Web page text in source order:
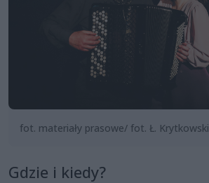
fot. materiały prasowe/ fot. Ł. Krytkowski
Gdzie i kiedy?